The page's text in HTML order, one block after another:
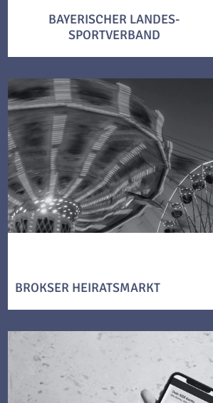
BAYERISCHER LANDES-
SPORTVERBAND
BROKSER HEIRATSMARKT